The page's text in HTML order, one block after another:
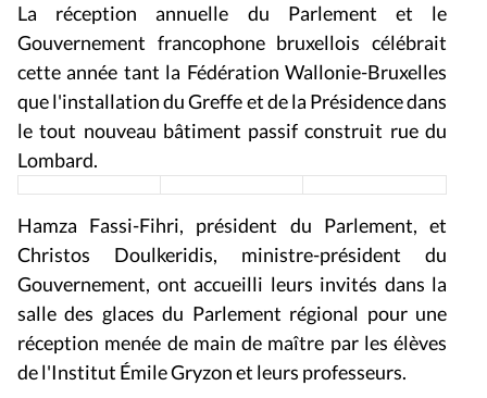
La réception annuelle du Parlement et le
Gouvernement francophone bruxellois célébrait
cette année tant la Fédération Wallonie-Bruxelles
que l'installation du Greffe et de la Présidence dans
le tout nouveau bâtiment passif construit rue du
Lombard.
Hamza Fassi-Fihri, président du Parlement, et
Christos Doulkeridis, ministre-président du
Gouvernement, ont accueilli leurs invités dans la
salle des glaces du Parlement régional pour une
réception menée de main de maître par les élèves
de l'Institut Émile Gryzon et leurs professeurs.